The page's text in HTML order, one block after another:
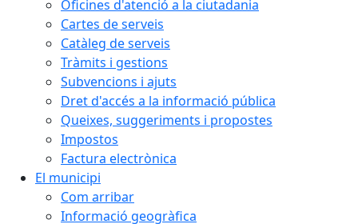
Oficines d'atenció a la ciutadania
Cartes de serveis
Catàleg de serveis
Tràmits i gestions
Subvencions i ajuts
Dret d'accés a la informació pública
Queixes, suggeriments i propostes
Impostos
Factura electrònica
El municipi
Com arribar
Informació geogràfica